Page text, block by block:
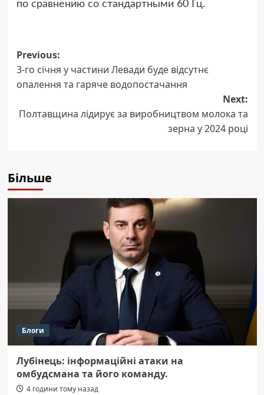
по сравнению со стандартными 60 Гц.
Post
navigation
Previous:
3-го січня у частини Левади буде відсутнє
опалення та гаряче водопостачання
Next:
Полтавщина лідирує за виробництвом молока та
зерна у 2024 році
Більше
Блоги
Лубінець: інформаційні атаки на
омбудсмана та його команду.
4 години тому назад